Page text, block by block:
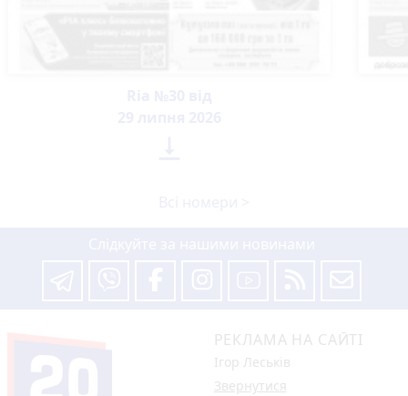
РЕКЛАМА НА САЙТІ
Ігор Леськів
Звернутися